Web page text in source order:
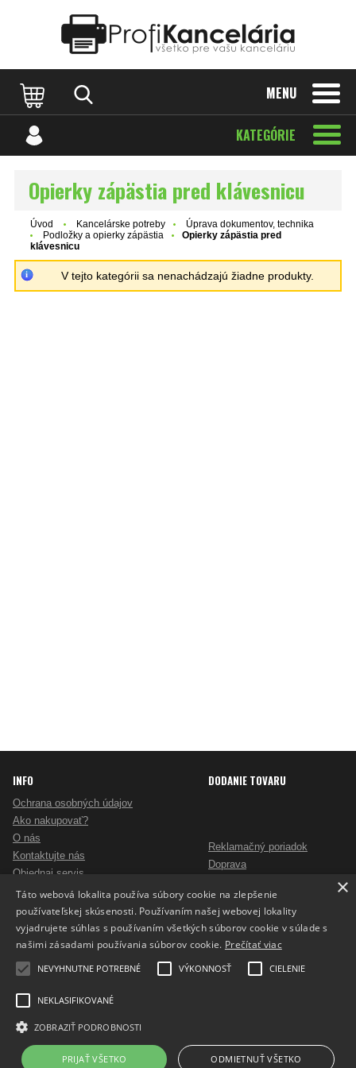
MENU
KATEGÓRIE
Opierky zápästia pred klávesnicu
Úvod Kancelárske potreby
Úprava dokumentov, technika
Podložky a opierky zápästia
Opierky zápästia pred
klávesnicu
V tejto kategórii sa nenachádzajú žiadne produkty.
INFO DODANIE TOVARU
Ochrana osobných údajov
Ako nakupovať?
O nás
Kontaktujte nás
Objednaj servis
Pošlite mi ponuku
Ako vybrať skartovač?
Nezáväzný dopyt na reklamné predmety
Potlač reklamných predmetov
Cookies
Reklamačný poriadok
Doprava
Alternatívne riešenie sporov
Odstúpenie od zmluvy
Copyright 2017 - 2026 © ProfiKancelaria.sk
Katalóg internetových stránok Designed by Rawpixel.com
×
Táto webová lokalita používa súbory cookie na zlepšenie
používateľskej skúsenosti. Používaním našej webovej lokality
vyjadrujete súhlas s používaním všetkých súborov cookie v súlade s
našimi zásadami používania súborov cookie. Prečítať viac
NEVYHNUTNE POTREBNÉ VÝKONNOSŤ CIELENIE
NEKLASIFIKOVANÉ
ZOBRAZIŤ PODROBNOSTI
PRIJAŤ VŠETKO ODMIETNUŤ VŠETKO